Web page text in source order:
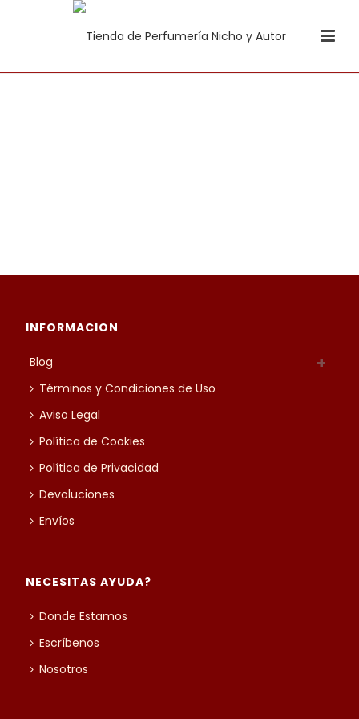
INFORMACION
Blog
Términos y Condiciones de Uso
Aviso Legal
Política de Cookies
Política de Privacidad
Devoluciones
Envíos
NECESITAS AYUDA?
Donde Estamos
Escríbenos
Nosotros